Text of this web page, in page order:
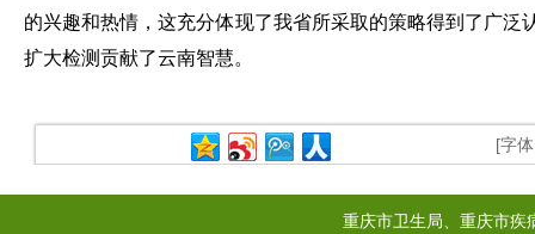
的兴趣和热情，这充分体现了我省所采取的策略得到了广泛
扩大检测贡献了云南智慧。
[字
重庆市卫生局、重庆市疾